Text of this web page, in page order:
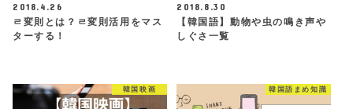
2018.4.26
ㄹ変則とは？ㄹ変則活用をマス
ターする！
2018.8.30
【韓国語】動物や虫の鳴き声や
しぐさ一覧
韓国映画 韓国語まめ知識